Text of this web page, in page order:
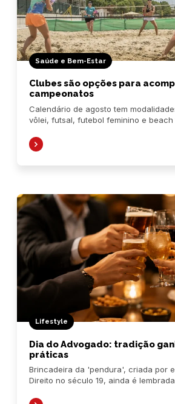
Saúde e Bem-Estar
Clubes são opções para
campeonatos
Calendário de agosto tem
vôlei, futsal, futebol feminino e beach
Lifestyle
Dia do Advogado: tradição
práticas
Brincadeira da 'pendura', criada por
Direito no século 19, ainda é